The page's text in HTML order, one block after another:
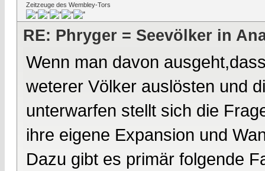
Zeitzeuge des Wembley-Tors
RE: Phryger = Seevölker in
Wenn man davon
weterer Völker auslösten und
unterwarfen stellt sich die
ihre eigene Expansion und
Dazu gibt es primär folgende